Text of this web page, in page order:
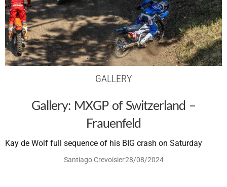
GALLERY
Gallery: MXGP of Switzerland –
Frauenfeld
Kay de Wolf full sequence of his BIG crash on Saturday
Santiago Crevoisier28/08/2024